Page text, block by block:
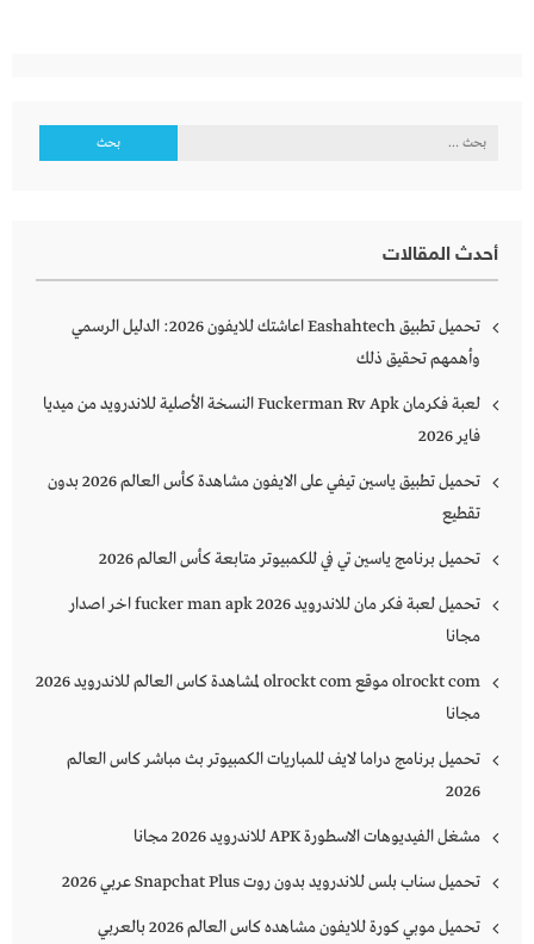
البحث
أحدث المقالات
تحميل تطبيق Eashahtech اعاشتك للايفون 2026: الدليل الرسمي
وأهمهم تحقيق ذلك
لعبة فكرمان Fuckerman Rv Apk النسخة الأصلية للاندرويد من ميديا
فاير 2026
تحميل تطبيق ياسين تيفي على الايفون مشاهدة كأس العالم 2026 بدون
تقطيع
تحميل برنامج ياسين تي في للكمبيوتر متابعة كأس العالم 2026
تحميل لعبة فكر مان للاندرويد 2026 fucker man apk اخر اصدار
مجانا
olrockt com موقع olrockt com لمشاهدة كاس العالم للاندرويد 2026
مجانا
تحميل برنامج دراما لايف للمباريات الكمبيوتر بث مباشر كاس العالم
2026
مشغل الفيديوهات الاسطورة APK للاندرويد 2026 مجانا
تحميل سناب بلس للاندرويد بدون روت Snapchat Plus‏ عربي 2026
تحميل موبي كورة للايفون مشاهده كاس العالم 2026 بالعربي